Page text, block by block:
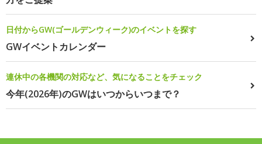
日付からGW(ゴールデンウィーク)のイベントを探す
GWイベントカレンダー
連休中の各機関の対応など、気になることをチェック
今年(2026年)のGWはいつからいつまで？